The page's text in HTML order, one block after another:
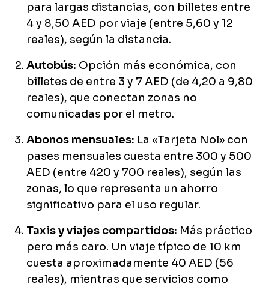
para largas distancias, con billetes entre
4 y 8,50 AED por viaje (entre 5,60 y 12
reales), según la distancia.
Autobús: Opción más económica, con
billetes de entre 3 y 7 AED (de 4,20 a 9,80
reales), que conectan zonas no
comunicadas por el metro.
Abonos mensuales: La «Tarjeta Nol» con
pases mensuales cuesta entre 300 y 500
AED (entre 420 y 700 reales), según las
zonas, lo que representa un ahorro
significativo para el uso regular.
Taxis y viajes compartidos: Más práctico
pero más caro. Un viaje típico de 10 km
cuesta aproximadamente 40 AED (56
reales), mientras que servicios como